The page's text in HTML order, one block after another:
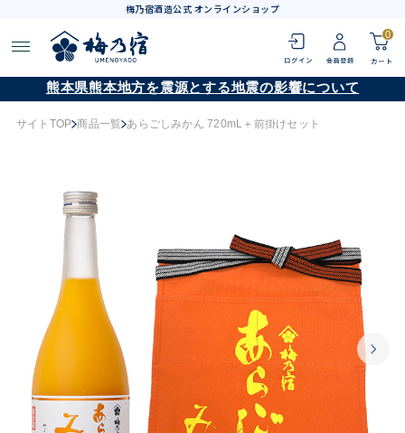
梅乃宿酒造公式 オンラインショップ
0
熊本県熊本地方を震源とする地震の影響について
サイトTOP 商品一覧 あらごしみかん 720mL＋前掛けセット